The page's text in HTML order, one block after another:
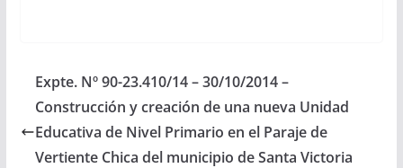
incorpore en el Plan de
Obras Públicas del
Presupuesto 2015 de
la Provincia y…
Expte. Nº 90-23.410/14 – 30/10/2014 –
Construcción y creación de una nueva Unidad
Educativa de Nivel Primario en el Paraje de
Vertiente Chica del municipio de Santa Victoria